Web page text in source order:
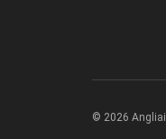
© 2026